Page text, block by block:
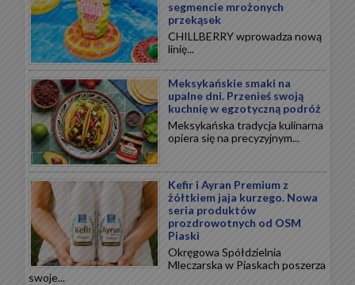
segmencie mrożonych
przekąsek
CHILLBERRY wprowadza nową
linię...
Meksykańskie smaki na
upalne dni. Przenieś swoją
kuchnię w egzotyczną podróż
Meksykańska tradycja kulinarna
opiera się na precyzyjnym...
Kefir i Ayran Premium z
żółtkiem jaja kurzego. Nowa
seria produktów
prozdrowotnych od OSM
Piaski
Okręgowa Spółdzielnia
Mleczarska w Piaskach poszerza
swoje...